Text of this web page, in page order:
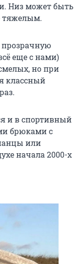
Низ может быть
тяжелым.
еще с нами)
но при
классный
и в спортивный
брюками с
или
начала 2000-х